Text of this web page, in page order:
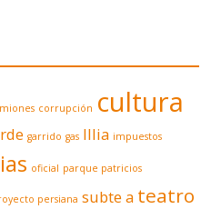
corrupción cultura
garrido gas Illia impuestos
oficial parque patricios
persiana subte a teatro